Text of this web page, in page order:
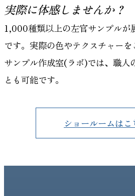
実際に体感しませんか？
1,000種類以上の左官サンプルが
です。実際の色やテクスチャー
サンプル作成室(ラボ)では、職人
とも可能です。
ショールームはこ